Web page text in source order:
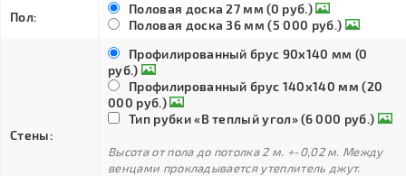
Пол:
Половая доска 27 мм (0 руб.)
Половая доска 36 мм (5 000 руб.)
Стены:
Профилированный брус 90х140 мм (0
руб.)
Профилированный брус 140х140 мм (20
000 руб.)
Тип рубки «В теплый угол» (6 000 руб.)
Высота от пола до потолка 2 м. +-0,02 м. Между
венцами прокладывается утеплитель джут.